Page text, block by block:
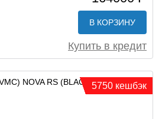
В КОРЗИНУ
Купить в кредит
5750 кешбэк